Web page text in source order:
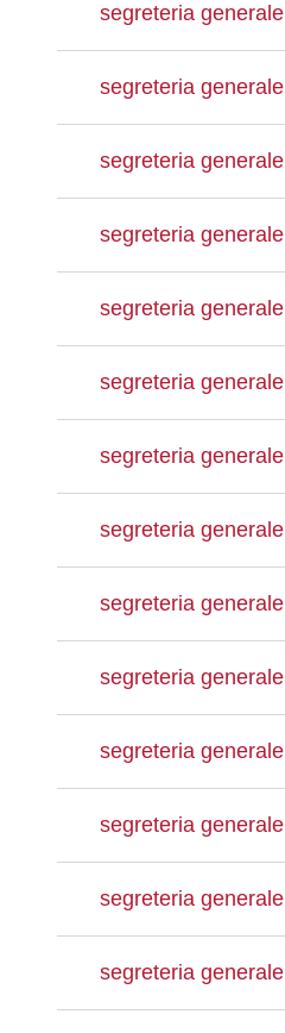
segreteria generale
segreteria generale
segreteria generale
segreteria generale
segreteria generale
segreteria generale
segreteria generale
segreteria generale
segreteria generale
segreteria generale
segreteria generale
segreteria generale
segreteria generale
segreteria generale